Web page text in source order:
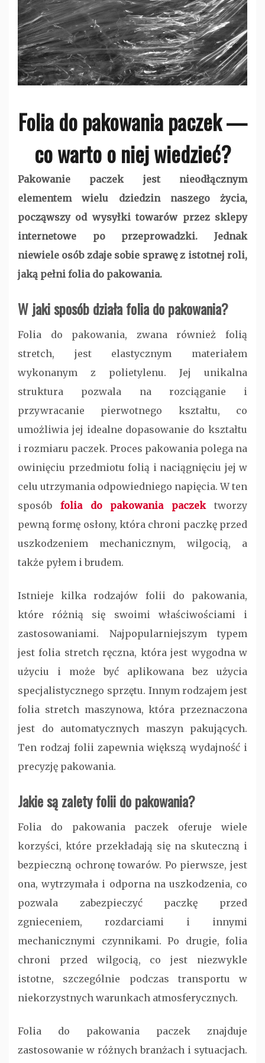
Folia do pakowania paczek —
co warto o niej wiedzieć?
Pakowanie paczek jest nieodłącznym
elementem wielu dziedzin naszego życia,
począwszy od wysyłki towarów przez sklepy
internetowe po przeprowadzki. Jednak
niewiele osób zdaje sobie sprawę z istotnej roli,
jaką pełni folia do pakowania.
W jaki sposób działa folia do pakowania?
Folia do pakowania, zwana również folią
stretch, jest elastycznym materiałem
wykonanym z polietylenu. Jej unikalna
struktura pozwala na rozciąganie i
przywracanie pierwotnego kształtu, co
umożliwia jej idealne dopasowanie do kształtu
i rozmiaru paczek. Proces pakowania polega na
owinięciu przedmiotu folią i naciągnięciu jej w
celu utrzymania odpowiedniego napięcia. W ten
sposób folia do pakowania paczektworzy
pewną formę osłony, która chroni paczkę przed
uszkodzeniem mechanicznym, wilgocią, a
także pyłem i brudem.
Istnieje kilka rodzajów folii do pakowania,
które różnią się swoimi właściwościami i
zastosowaniami. Najpopularniejszym typem
jest folia stretch ręczna, która jest wygodna w
użyciu i może być aplikowana bez użycia
specjalistycznego sprzętu. Innym rodzajem jest
folia stretch maszynowa, która przeznaczona
jest do automatycznych maszyn pakujących.
Ten rodzaj folii zapewnia większą wydajność i
precyzję pakowania.
Jakie są zalety folii do pakowania?
Folia do pakowania paczek oferuje wiele
korzyści, które przekładają się na skuteczną i
bezpieczną ochronę towarów. Po pierwsze, jest
ona, wytrzymała i odporna na uszkodzenia, co
pozwala zabezpieczyć paczkę przed
zgnieceniem, rozdarciami i innymi
mechanicznymi czynnikami. Po drugie, folia
chroni przed wilgocią, co jest niezwykle
istotne, szczególnie podczas transportu w
niekorzystnych warunkach atmosferycznych.
Folia do pakowania paczek znajduje
zastosowanie w różnych branżach i sytuacjach.